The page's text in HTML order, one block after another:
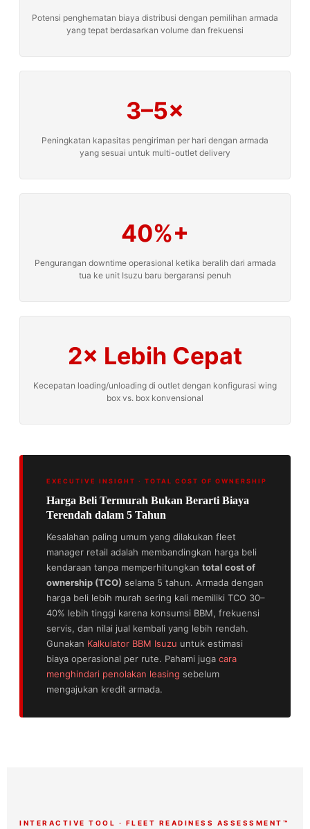
Potensi penghematan biaya distribusi dengan pemilihan armada
yang tepat berdasarkan volume dan frekuensi
3–5×
Peningkatan kapasitas pengiriman per hari dengan armada
yang sesuai untuk multi-outlet delivery
40%+
Pengurangan downtime operasional ketika beralih dari armada
tua ke unit Isuzu baru bergaransi penuh
2× Lebih Cepat
Kecepatan loading/unloading di outlet dengan konfigurasi wing
box vs. box konvensional
EXECUTIVE INSIGHT · TOTAL COST OF OWNERSHIP
Harga Beli Termurah Bukan Berarti Biaya
Terendah dalam 5 Tahun
Kesalahan paling umum yang dilakukan fleet
manager retail adalah membandingkan harga beli
kendaraan tanpa memperhitungkan total cost of
ownership (TCO) selama 5 tahun. Armada dengan
harga beli lebih murah sering kali memiliki TCO 30–
40% lebih tinggi karena konsumsi BBM, frekuensi
servis, dan nilai jual kembali yang lebih rendah.
Gunakan Kalkulator BBM Isuzu untuk estimasi
biaya operasional per rute. Pahami juga cara
menghindari penolakan leasing sebelum
mengajukan kredit armada.
INTERACTIVE TOOL · FLEET READINESS ASSESSMENT™